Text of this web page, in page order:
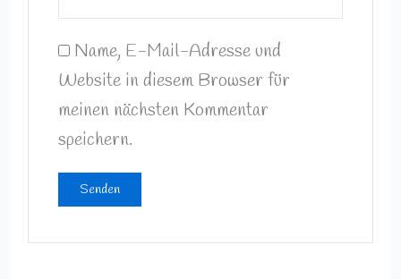
Name, E-Mail-Adresse und
Website in diesem Browser für
meinen nächsten Kommentar
speichern.